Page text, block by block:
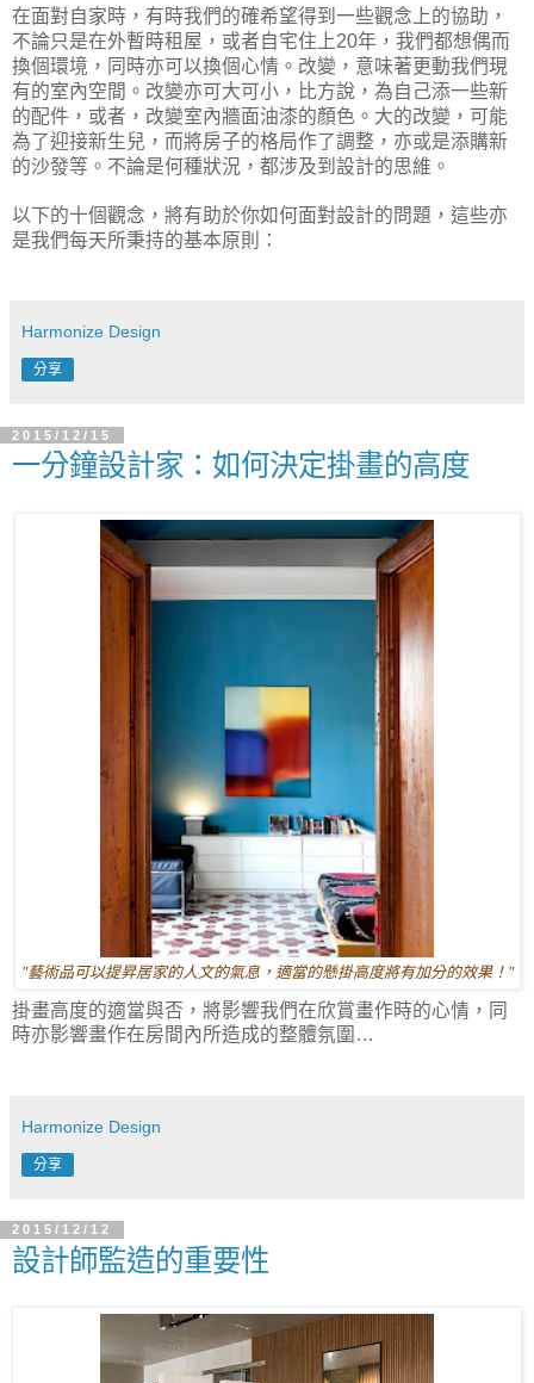
在面對自家時，有時我們的確希望得到一些觀念上的協助，
不論只是在外暫時租屋，或者自宅住上20年，我們都想偶而
換個環境，同時亦可以換個心情。改變，意味著更動我們現
有的室內空間。改變亦可大可小，比方說，為自己添一些新
的配件，或者，改變室內牆面油漆的顏色。大的改變，可能
為了迎接新生兒，而將房子的格局作了調整，亦或是添購新
的沙發等。不論是何種狀況，都涉及到設計的思維。
以下的十個觀念，將有助於你如何面對設計的問題，這些亦
是我們每天所秉持的基本原則：
Harmonize Design
分享
2015/12/15
一分鐘設計家：如何決定掛畫的高度
"藝術品可以提昇居家的人文的氣息，適當的懸掛高度將有加分的效果！ "
掛畫高度的適當與否，將影響我們在欣賞畫作時的心情，同
時亦影響畫作在房間內所造成的整體氛圍…
Harmonize Design
分享
2015/12/12
設計師監造的重要性